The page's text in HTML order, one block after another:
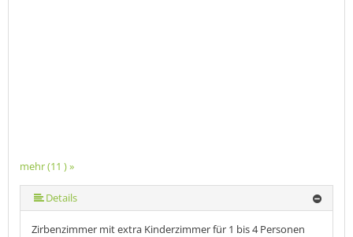
mehr (11 ) »
mehr (11 ) »
mehr (11 ) »
mehr (11 ) »
mehr (11 ) »
mehr (11 ) »
mehr (11 ) »
mehr (11 ) »
Details
Zirbenzimmer mit extra Kinderzimmer für 1 bis 4 Personen